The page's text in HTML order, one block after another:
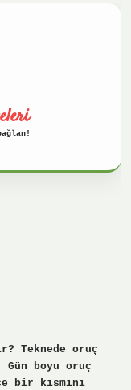
Teknede oruç
boyu oruç
bir kısmını